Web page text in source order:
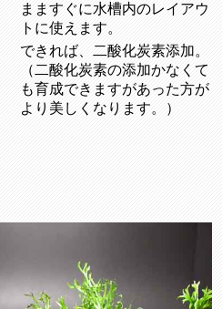
まますぐに水槽内のレイアウ
トに使えます。
できれば、二酸化炭素添加。
（二酸化炭素の添加かなくて
も育成できますがあった方が
より美しくなります。）